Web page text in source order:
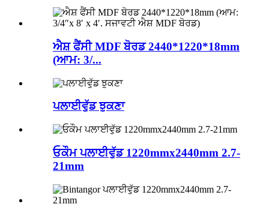
ਐਸ਼ ਫੈਂਸੀ MDF ਬੋਰਡ 2440*1220*18mm
(ਆਮ: 3/...
ਪਲਾਈਵੁੱਡ ਝੁਕਣਾ
ਓਕੌਮ ਪਲਾਈਵੁੱਡ 1220mmx2440mm 2.7-
21mm